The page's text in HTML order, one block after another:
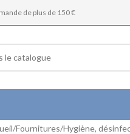
de plus de 150 €
Fournitures Hygiène,